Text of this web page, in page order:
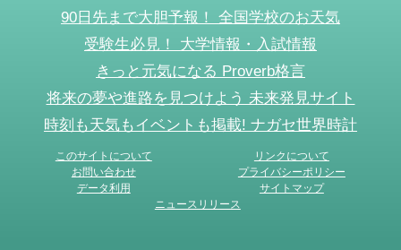
90日先まで大胆予報！ 全国学校のお天気
受験生必見！ 大学情報・入試情報
きっと元気になる Proverb格言
将来の夢や進路を見つけよう 未来発見サイト
時刻も天気もイベントも掲載! ナガセ世界時計
このサイトについて
リンクについて
お問い合わせ
プライバシーポリシー
データ利用
サイトマップ
ニュースリリース